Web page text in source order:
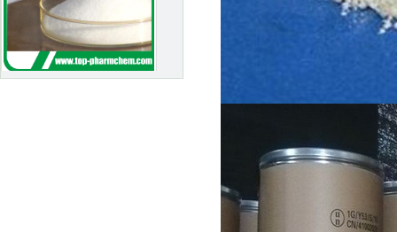
Mannitol